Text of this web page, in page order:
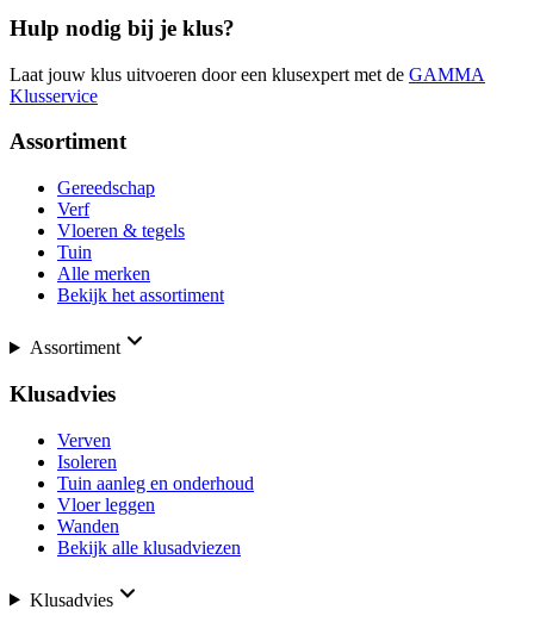
Hulp nodig bij je klus?
Laat jouw klus uitvoeren door een klusexpert met de GAMMA
Klusservice
Assortiment
Gereedschap
Verf
Vloeren & tegels
Tuin
Alle merken
Bekijk het assortiment
Assortiment
Klusadvies
Verven
Isoleren
Tuin aanleg en onderhoud
Vloer leggen
Wanden
Bekijk alle klusadviezen
Klusadvies